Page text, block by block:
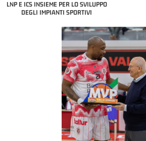
LNP E ICS INSIEME PER LO SVILUPPO
DEGLI IMPIANTI SPORTIVI